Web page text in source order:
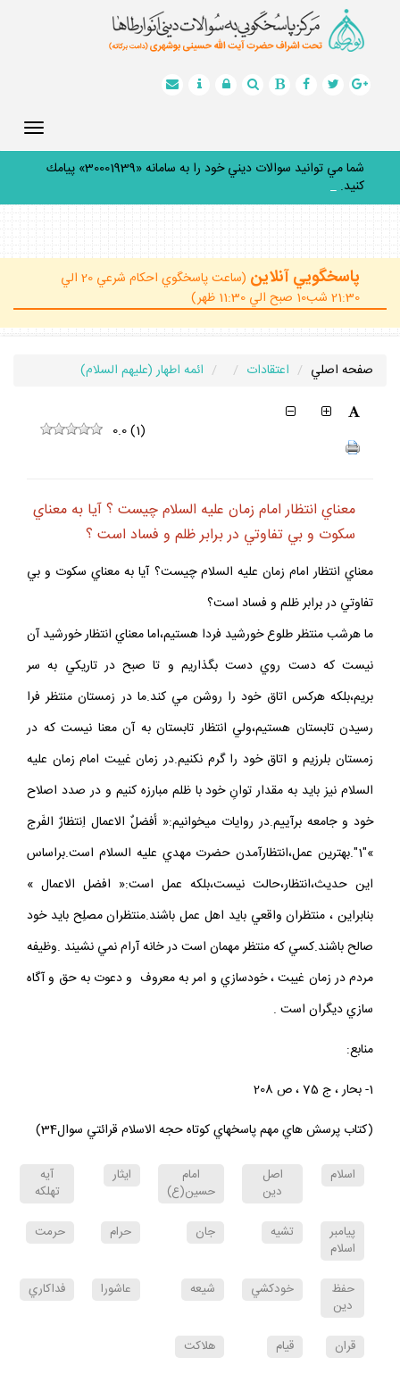
شما مي توانيد سوالات ديني خود را به سامانه «30001939» پيامك
كنيد. _
پاسخگويي آنلاين
(ساعت پاسخگوي احكام شرعي 20 الي
21:30 شب10 صبح الي 11:30 ظهر)
صفحه اصلي اعتقادات ائمه اطهار (عليهم السلام)
0.0(1)
معناي انتظار امام زمان عليه السلام چيست ؟ آيا به معناي
سكوت و بي تفاوتي در برابر ظلم و فساد است ؟
معناي انتظار امام زمان عليه السلام چيست؟ آيا به معناي سكوت و بي
تفاوتي در برابر ظلم و فساد است؟
ما هرشب منتظر طلوع خورشيد فردا هستيم،اما معناي انتظار خورشيد آن
نيست كه دست روي دست بگذاريم و تا صبح در تاريكي به سر
بريم،بلكه هركس اتاق خود را روشن مي كند.ما در زمستان منتظر فرا
رسيدن تابستان هستيم،ولي انتظار تابستان به آن معنا نيست كه در
زمستان بلرزيم و اتاق خود را گرم نكنيم.در زمان غيبت امام زمان عليه
السلام نيز بايد به مقدار توانِ خود با ظلم مبارزه كنيم و در صدد اصلاح
خود و جامعه برآييم.در روايات ميخوانيم:« أفضلٌ الاعمال اِنتظارٌ الفَرج
»"1".بهترين عمل،انتظارآمدن حضرت مهدي عليه السلام است.براساس
اين حديث،انتظار،حالت نيست،بلكه عمل است:« افضل الاعمال »
بنابراين ، منتظران واقعي بايد اهل عمل باشند.منتظران مصلِح بايد خود
صالح باشند.كسي كه منتظر مهمان است در خانه آرام نمي نشيند .وظيفه
مردم در زمان غيبت ، خودسازي و امر به معروف و دعوت به حق و آگاه
سازي ديگران است .
منابع:
1- بحار ، ج 75 ، ص 208
(كتاب پرسش هاي مهم پاسخهاي كوتاه حجه الاسلام قرائتي سوال34)
اسلام
اصل
دين
امام
حسين(ع)
ايثار
آيه
تهلكه
پيامبر
اسلام
تشيه جان حرام حرمت
حفظ
دين
خودكشي شيعه عاشورا فداكاري
قران قيام هلاكت